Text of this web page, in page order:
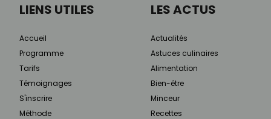
LIENS UTILES
Accueil
Programme
Tarifs
Témoignages
S'inscrire
Méthode
LES ACTUS
Actualités
Astuces culinaires
Alimentation
Bien-être
Minceur
Recettes